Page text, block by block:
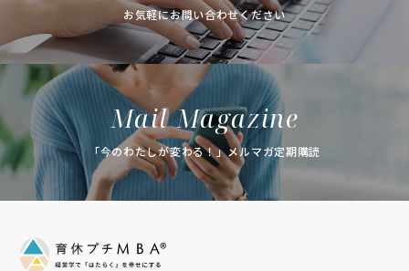
お気軽にお問い合わせください
Mail Magazine
「今のわたしが変わる！」メルマガ定期購読